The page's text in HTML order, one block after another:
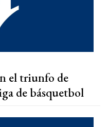
el triunfo de
de básquetbol